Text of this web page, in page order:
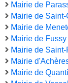
Mairie de
Mairie de
Mairie de
Mairie de Fussy
Mairie de
Mairie
Mairie de